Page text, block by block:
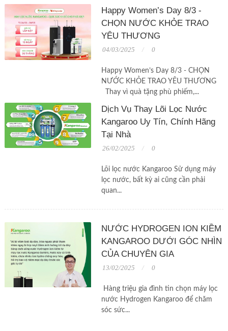
Happy Women’s Day 8/3 -
CHỌN NƯỚC KHỎE TRAO
YÊU THƯƠNG
04/03/2025 0
Happy Women’s Day 8/3 - CHỌN
NƯỚC KHỎE TRAO YÊU THƯƠNG
Thay vì quà tặng phù phiếm,...
Dịch Vụ Thay Lõi Lọc Nước
Kangaroo Uy Tín, Chính Hãng
Tại Nhà
26/02/2025 0
Lõi lọc nước Kangaroo Sử dụng máy
lọc nước, bất kỳ ai cũng cần phải
quan...
NƯỚC HYDROGEN ION KIỀM
KANGAROO DƯỚI GÓC NHÌN
CỦA CHUYÊN GIA
13/02/2025 0
Hàng triệu gia đình tin chọn máy lọc
nước Hydrogen Kangaroo để chăm
sóc sức...